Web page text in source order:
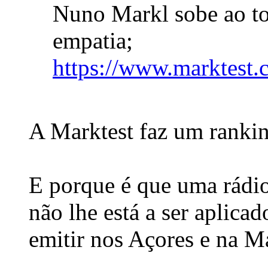
Nuno Markl sobe ao
empatia;
https://
A Marktest faz um
E porque é que uma
não lhe está a ser
emitir nos Açores e na